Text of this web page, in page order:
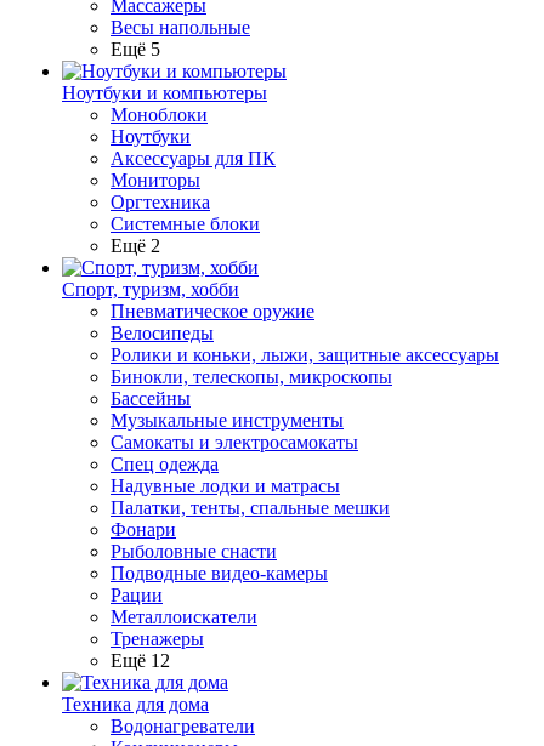
Массажеры
Весы напольные
Ещё 5
Ноутбуки и компьютеры
Моноблоки
Ноутбуки
Аксессуары для ПК
Мониторы
Оргтехника
Системные блоки
Ещё 2
Спорт, туризм, хобби
Пневматическое оружие
Велосипеды
Ролики и коньки, лыжи, защитные аксессуары
Бинокли, телескопы, микроскопы
Бассейны
Музыкальные инструменты
Самокаты и электросамокаты
Спец одежда
Надувные лодки и матрасы
Палатки, тенты, спальные мешки
Фонари
Рыболовные снасти
Подводные видео-камеры
Рации
Металлоискатели
Тренажеры
Ещё 12
Техника для дома
Водонагреватели